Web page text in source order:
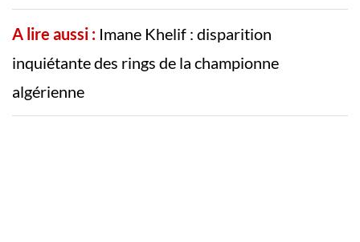
A lire aussi : Imane Khelif : disparition
inquiétante des rings de la championne
algérienne